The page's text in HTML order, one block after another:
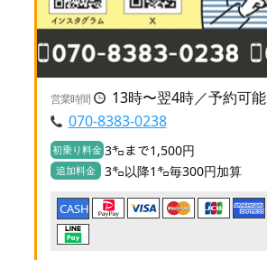
営業時間
13時〜翌4時／予約可能
070-8383-0238
初乗り料金 3㌔まで1,500円
追加料金 3㌔以降1㌔毎300円加算
CASH